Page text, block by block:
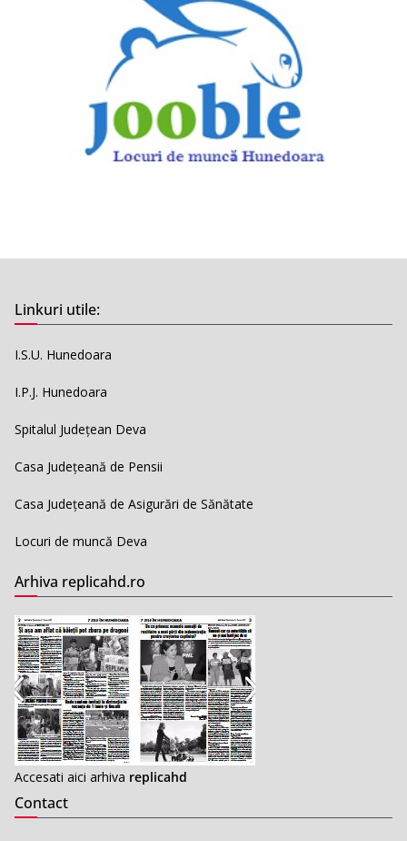
Linkuri utile:
I.S.U. Hunedoara
I.P.J. Hunedoara
Spitalul Județean Deva
Casa Județeană de Pensii
Casa Județeană de Asigurări de Sănătate
Locuri de muncă Deva
Arhiva replicahd.ro
Accesati aici arhiva replicahd
Contact